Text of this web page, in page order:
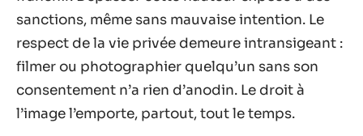
sanctions, même sans mauvaise intention. Le
respect de la vie privée demeure intransigeant :
filmer ou photographier quelqu’un sans son
consentement n’a rien d’anodin. Le droit à
l’image l’emporte, partout, tout le temps.